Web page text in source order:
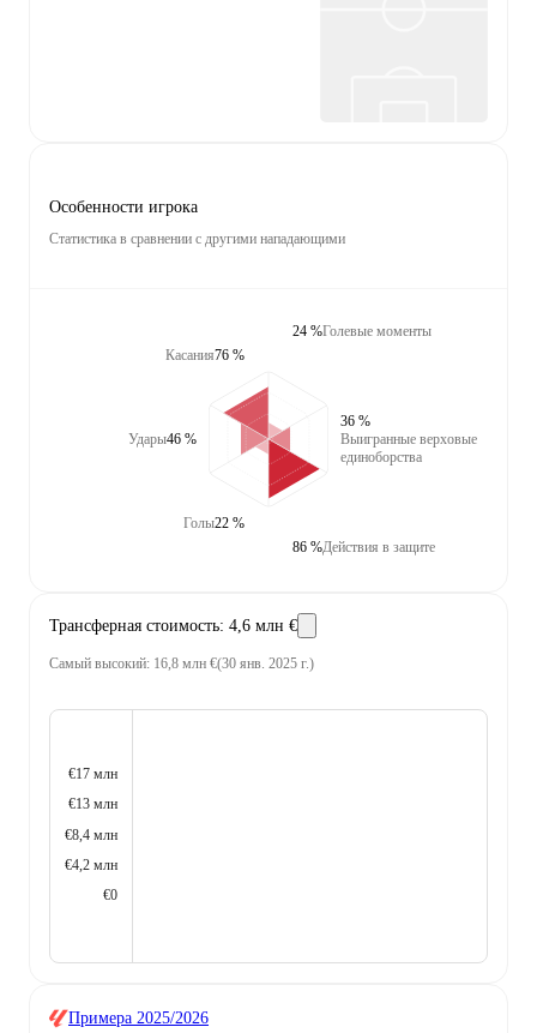
Особенности игрока
Статистика в сравнении с другими нападающими
Касания76 %
Удары46 %
Голы22 %
Голевые моменты
24 %
Выигранные верховые
единоборства
36 %
Действия в защите
86 %
Трансферная стоимость: 4,6 млн €
Самый высокий: 16,8 млн €(30 янв. 2025 г.)
€17 млн
€13 млн
€8,4 млн
€4,2 млн
€0
Примера 2025/2026